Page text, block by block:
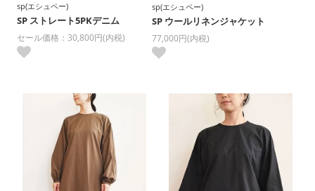
sp(エシュペー)
SP ストレート5PKデニム
セール価格：30,800円(内税)
sp(エシュペー)
SP ウールリネンジャケット
77,000円(内税)